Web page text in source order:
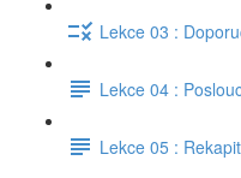
Lekce 03 :
Lekce 04 :
Lekce 05 :